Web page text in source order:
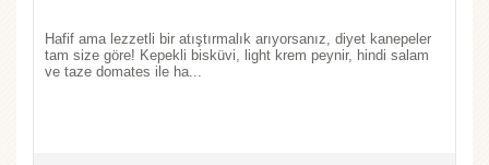
Hafif ama lezzetli bir atıştırmalık arıyorsanız, diyet kanepeler
tam size göre! Kepekli bisküvi, light krem peynir, hindi salam
ve taze domates ile ha...